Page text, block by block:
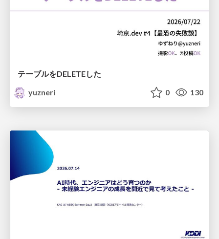
テーブルをDELETEした
yuzneri
0 130